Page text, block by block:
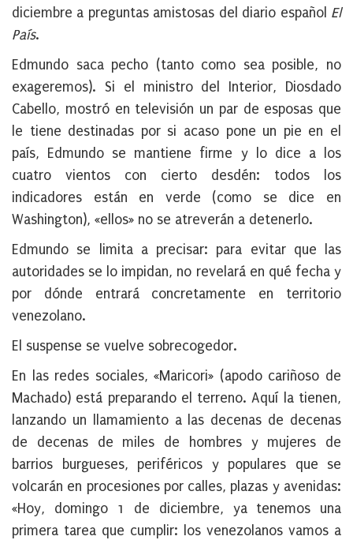
diciembre a preguntas amistosas del diario español El
País.
Edmundo saca pecho (tanto como sea posible, no
exageremos). Si el ministro del Interior, Diosdado
Cabello, mostró en televisión un par de esposas que
le tiene destinadas por si acaso pone un pie en el
país, Edmundo se mantiene firme y lo dice a los
cuatro vientos con cierto desdén: todos los
indicadores están en verde (como se dice en
Washington), «ellos» no se atreverán a detenerlo.
Edmundo se limita a precisar: para evitar que las
autoridades se lo impidan, no revelará en qué fecha y
por dónde entrará concretamente en territorio
venezolano.
El suspense se vuelve sobrecogedor.
En las redes sociales, «Maricori» (apodo cariñoso de
Machado) está preparando el terreno. Aquí la tienen,
lanzando un llamamiento a las decenas de decenas
de decenas de miles de hombres y mujeres de
barrios burgueses, periféricos y populares que se
volcarán en procesiones por calles, plazas y avenidas:
«Hoy, domingo 1 de diciembre, ya tenemos una
primera tarea que cumplir: los venezolanos vamos a